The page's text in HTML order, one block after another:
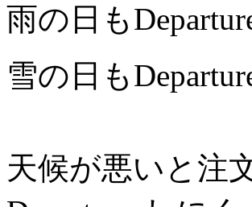
雨の日も
雪の日も
天候が悪いと注